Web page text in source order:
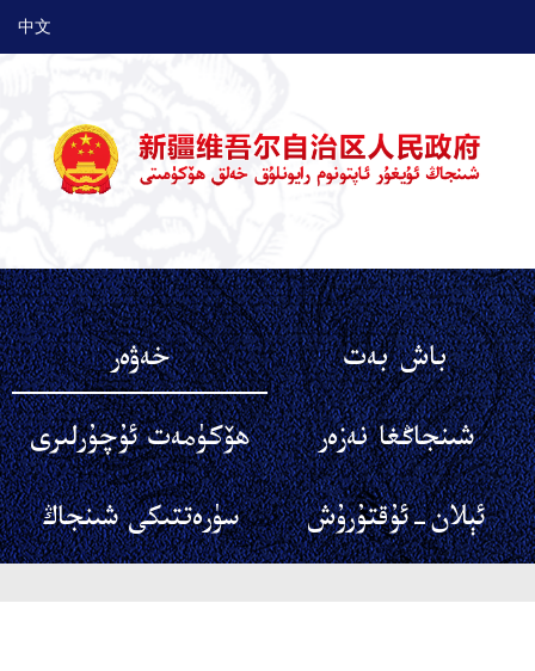
中文
باش بەت
خەۋەر
شىنجاڭغا نەزەر
ھۆكۈمەت ئۇچۇرلىرى
ئېلان-ئۇقتۇرۇش
سۈرەتتىكى شىنجاڭ